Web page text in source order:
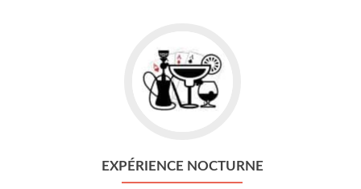
EXPÉRIENCE NOCTURNE